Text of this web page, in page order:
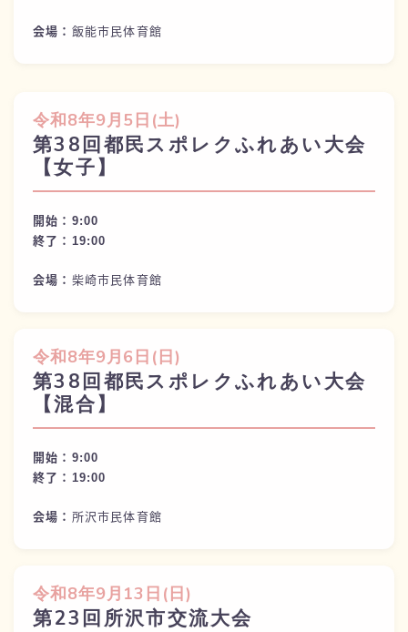
会場： 飯能市民体育館
令和8年9月5日(土)
第38回都民スポレクふれあい大会
【女子】
開始：9:00
終了： 19:00
会場： 柴崎市民体育館
令和8年9月6日(日)
第38回都民スポレクふれあい大会
【混合】
開始：9:00
終了： 19:00
会場： 所沢市民体育館
令和8年9月13日(日)
第23回所沢市交流大会